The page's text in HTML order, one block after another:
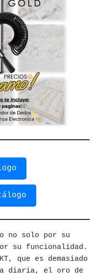
no solo por su
su funcionalidad.
que es demasiado
diaria, el oro de